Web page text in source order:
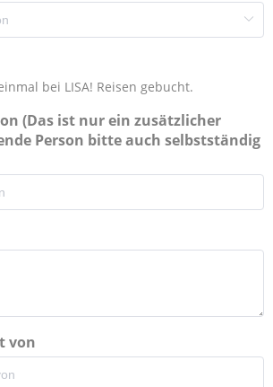
bei LISA! Reisen gebucht.
(Das ist nur ein zusätzlicher
Person bitte auch selbstständig
von